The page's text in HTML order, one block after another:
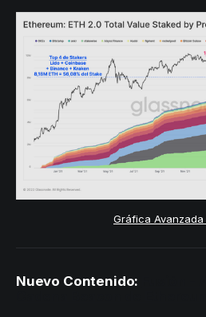
Gráfica Avanzada
Nuevo Contenido: